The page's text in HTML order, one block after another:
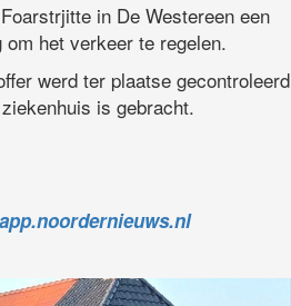
in De Westereen een
het verkeer te regelen.
werd ter plaatse gecontroleerd
is gebracht.